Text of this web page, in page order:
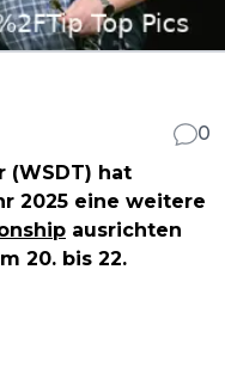
0
(WSDT) hat
2025 eine weitere
ausrichten
20. bis 22.